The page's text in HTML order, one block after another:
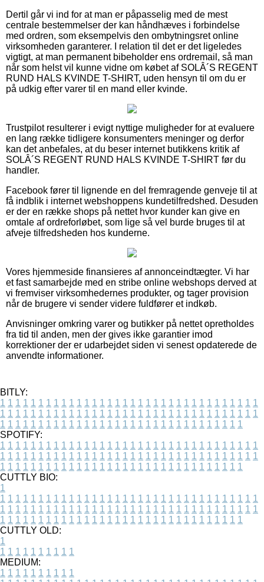
Dertil går vi ind for at man er påpasselig med de mest
centrale bestemmelser der kan håndhæves i forbindelse
med ordren, som eksempelvis den ombytningsret online
virksomheden garanterer. I relation til det er det ligeledes
vigtigt, at man permanent bibeholder ens ordremail, så man
når som helst vil kunne vidne om købet af SOLÂ´S REGENT
RUND HALS KVINDE T-SHIRT, uden hensyn til om du er
på udkig efter varer til en mand eller kvinde.
Trustpilot resulterer i evigt nyttige muligheder for at evaluere
en lang række tidligere konsumenters meninger og derfor
kan det anbefales, at du beser internet butikkens kritik af
SOLÂ´S REGENT RUND HALS KVINDE T-SHIRT før du
handler.
Facebook fører til lignende en del fremragende genveje til at
få indblik i internet webshoppens kundetilfredshed. Desuden
er der en række shops på nettet hvor kunder kan give en
omtale af ordreforløbet, som lige så vel burde bruges til at
afveje tilfredsheden hos kunderne.
Vores hjemmeside finansieres af annonceindtægter. Vi har
et fast samarbejde med en stribe online webshops derved at
vi fremviser virksomhedernes produkter, og tager provision
når de brugere vi sender videre fuldfører et indkøb.
Anvisninger omkring varer og butikker på nettet opretholdes
fra tid til anden, men der gives ikke garantier imod
korrektioner der er udarbejdet siden vi senest opdaterede de
anvendte informationer.
BITLY:
1 1 1 1 1 1 1 1 1 1 1 1 1 1 1 1 1 1 1 1 1 1 1 1 1 1 1 1 1 1 1 1 1 1
1 1 1 1 1 1 1 1 1 1 1 1 1 1 1 1 1 1 1 1 1 1 1 1 1 1 1 1 1 1 1 1 1 1
1 1 1 1 1 1 1 1 1 1 1 1 1 1 1 1 1 1 1 1 1 1 1 1 1 1 1 1 1 1 1 1
SPOTIFY:
1 1 1 1 1 1 1 1 1 1 1 1 1 1 1 1 1 1 1 1 1 1 1 1 1 1 1 1 1 1 1 1 1 1
1 1 1 1 1 1 1 1 1 1 1 1 1 1 1 1 1 1 1 1 1 1 1 1 1 1 1 1 1 1 1 1 1 1
1 1 1 1 1 1 1 1 1 1 1 1 1 1 1 1 1 1 1 1 1 1 1 1 1 1 1 1 1 1 1 1
CUTTLY BIO:
1
1 1 1 1 1 1 1 1 1 1 1 1 1 1 1 1 1 1 1 1 1 1 1 1 1 1 1 1 1 1 1 1 1 1
1 1 1 1 1 1 1 1 1 1 1 1 1 1 1 1 1 1 1 1 1 1 1 1 1 1 1 1 1 1 1 1 1 1
1 1 1 1 1 1 1 1 1 1 1 1 1 1 1 1 1 1 1 1 1 1 1 1 1 1 1 1 1 1 1 1
CUTTLY OLD:
1
1 1 1 1 1 1 1 1 1 1
MEDIUM:
1 1 1 1 1 1 1 1 1 1